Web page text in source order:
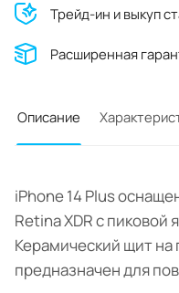
Трейд-ин и выкуп
Расширенная
Описание
iPhone 14 Plus
Retina XDR с пиковой
Керамический щит
предназначен для